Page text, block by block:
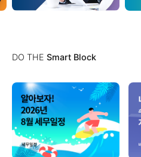
DO THE Smart Block